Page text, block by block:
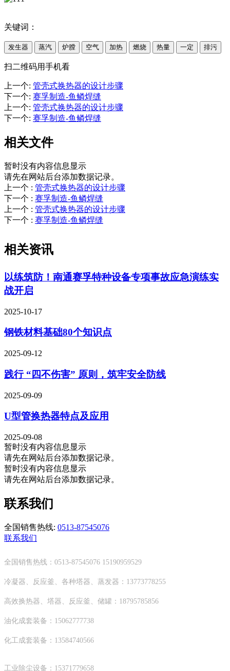
关键词：
发生器 蒸汽 炉膛 空气 加热 燃烧 热量 一定 排污
扫二维码用手机看
上一个: 管壳式换热器的设计步骤
下一个: 赛孚制造-鱼鳞焊缝
上一个: 管壳式换热器的设计步骤
下一个: 赛孚制造-鱼鳞焊缝
相关文件
暂时没有内容信息显示
请先在网站后台添加数据记录。
上一个 : 管壳式换热器的设计步骤
下一个 : 赛孚制造-鱼鳞焊缝
上一个 : 管壳式换热器的设计步骤
下一个 : 赛孚制造-鱼鳞焊缝
相关资讯
以练筑防！南通赛孚特种设备专项事故应急演练实
战开启
2025-10-17
钢铁材料基础80个知识点
2025-09-12
践行 “四不伤害” 原则，筑牢安全防线
2025-09-09
U型管换热器特点及应用
2025-09-08
暂时没有内容信息显示
请先在网站后台添加数据记录。
暂时没有内容信息显示
请先在网站后台添加数据记录。
联系我们
全国销售热线: 0513-87545076
联系我们
全国销售热线：0513-87545076 15190959529
冷凝器、反应釜、各种塔器、蒸发器：13773778255
高效换热器、塔器、反应釜、储罐：18795785856
油化成套装备：15062777738
化工成套装备：13584740566
工业除尘设备：15371779658